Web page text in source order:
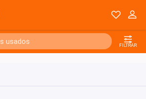
FILTRAR